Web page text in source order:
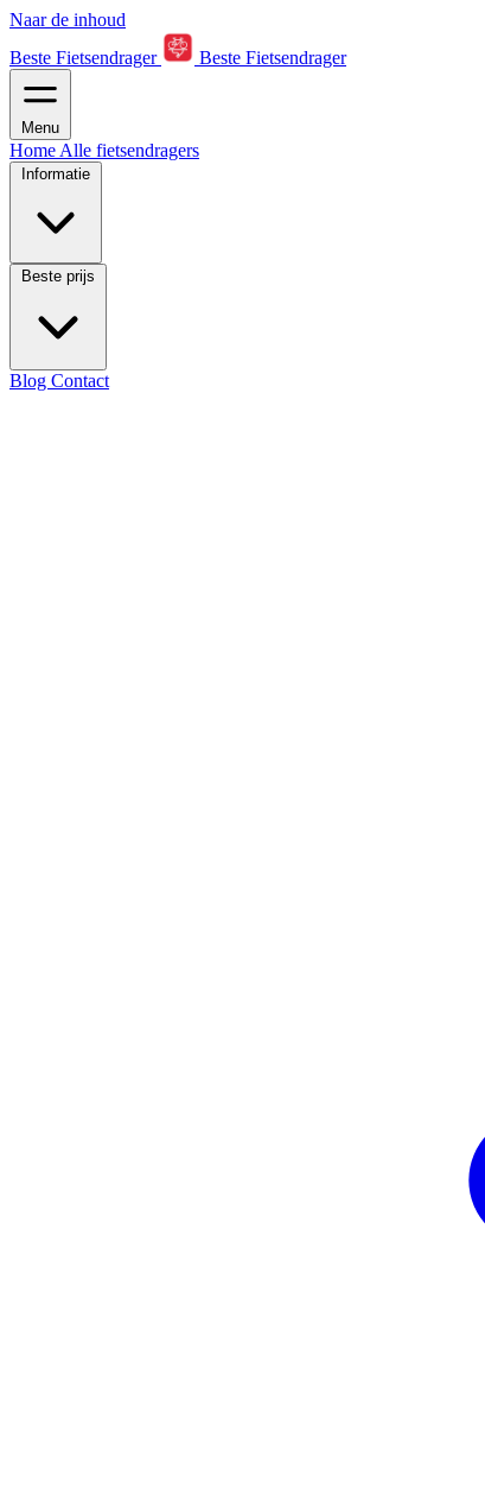
Naar de inhoud
Beste Fietsendrager
Beste Fietsendrager
Menu
Home Alle fietsendragers
Informatie
Beste prijs
Blog Contact